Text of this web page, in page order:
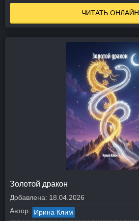
ЧИТАТЬ ОНЛАЙН
Золотой дракон
Добавлена: 18.04.2026
Автор: Ирина Клим